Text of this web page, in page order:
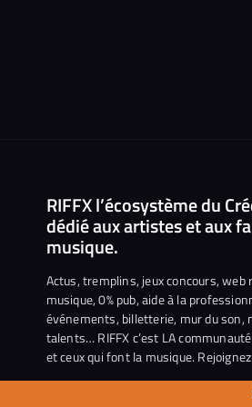
RIFFX l’écosystème du
dédié aux artistes et aux
musique.
Actus, tremplins, jeux concours, web
musique, 0% pub, aide à la
événements, billetterie, mur du son,
talents… RIFFX c’est LA
et ceux qui font la musique.